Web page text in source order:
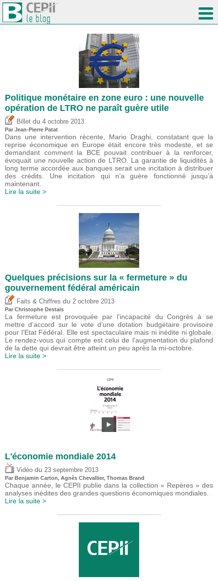
Politique monétaire en zone euro : une nouvelle
opération de LTRO ne paraît guère utile
Billet du 4 octobre 2013
Par Jean-Pierre Patat
Dans une intervention récente, Mario Draghi, constatant que la
reprise économique en Europe était encore très modeste, et se
demandant comment la BCE pouvait contribuer à la renforcer,
évoquait une nouvelle action de LTRO. La garantie de liquidités à
long terme accordée aux banques serait une incitation à distribuer
des crédits. Une incitation qui n’a guère fonctionné jusqu’à
maintenant.
Lire la suite >
Quelques précisions sur la « fermeture » du
gouvernement fédéral américain
Faits & Chiffres du 2 octobre 2013
Par Christophe Destais
La fermeture est provoquée par l’incapacité du Congrès à se
mettre d’accord sur le vote d’une dotation budgétaire provisoire
pour l’Etat Fédéral. Elle est spectaculaire mais ni inédite ni globale.
Le rendez-vous qui compte est celui de l’augmentation du plafond
de la dette qui devrait être atteint un peu après la mi-octobre.
Lire la suite >
L'économie mondiale 2014
Vidéo du 23 septembre 2013
Par Benjamin Carton, Agnès Chevallier, Thomas Brand
Chaque année, le CEPII publie dans la collection « Repères » des
analyses inédites des grandes questions économiques mondiales.
Lire la suite >